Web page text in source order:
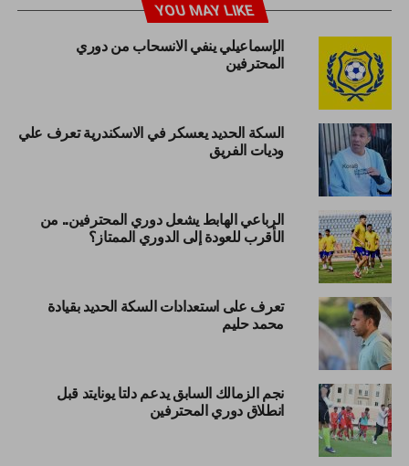
YOU MAY LIKE
الإسماعيلي ينفي الانسحاب من دوري
المحترفين
السكة الحديد يعسكر في الاسكندرية تعرف علي
وديات الفريق
الرباعي الهابط يشعل دوري المحترفين.. من
الأقرب للعودة إلى الدوري الممتاز؟
تعرف على استعدادات السكة الحديد بقيادة
محمد حليم
نجم الزمالك السابق يدعم دلتا يونايتد قبل
انطلاق دوري المحترفين